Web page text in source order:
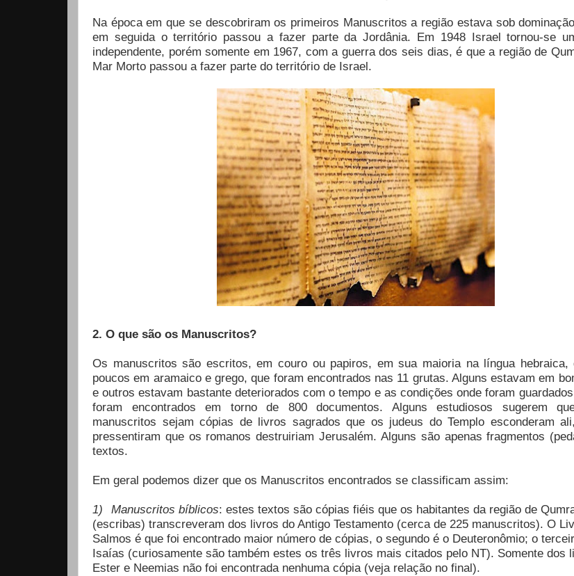
Na época em que se descobriram os primeiros Manuscritos a região estava sob
em seguida o território passou a fazer parte da Jordânia. Em 1948 Israel tornou-se
independente, porém somente em 1967, com a guerra dos seis dias, é que a região de
Mar Morto passou a fazer parte do território de Israel.
2. O que são os Manuscritos?
Os manuscritos são escritos, em couro ou papiros, em sua maioria na língua hebraica,
poucos em aramaico e grego, que foram encontrados nas 11 grutas. Alguns estavam em
e outros estavam bastante deteriorados com o tempo e as condições onde foram
foram encontrados em torno de 800 documentos. Alguns estudiosos sugerem
manuscritos sejam cópias de livros sagrados que os judeus do Templo esconderam
pressentiram que os romanos destruiriam Jerusalém. Alguns são apenas fragmentos
textos.
Em geral podemos dizer que os Manuscritos encontrados se classificam assim:
1) Manuscritos bíblicos: estes textos são cópias fiéis que os habitantes da região de
(escribas) transcreveram dos livros do Antigo Testamento (cerca de 225 manuscritos). O
Salmos é que foi encontrado maior número de cópias, o segundo é o Deuteronômio; o
Isaías (curiosamente são também estes os três livros mais citados pelo NT). Somente dos
Ester e Neemias não foi encontrada nenhuma cópia (veja relação no final).